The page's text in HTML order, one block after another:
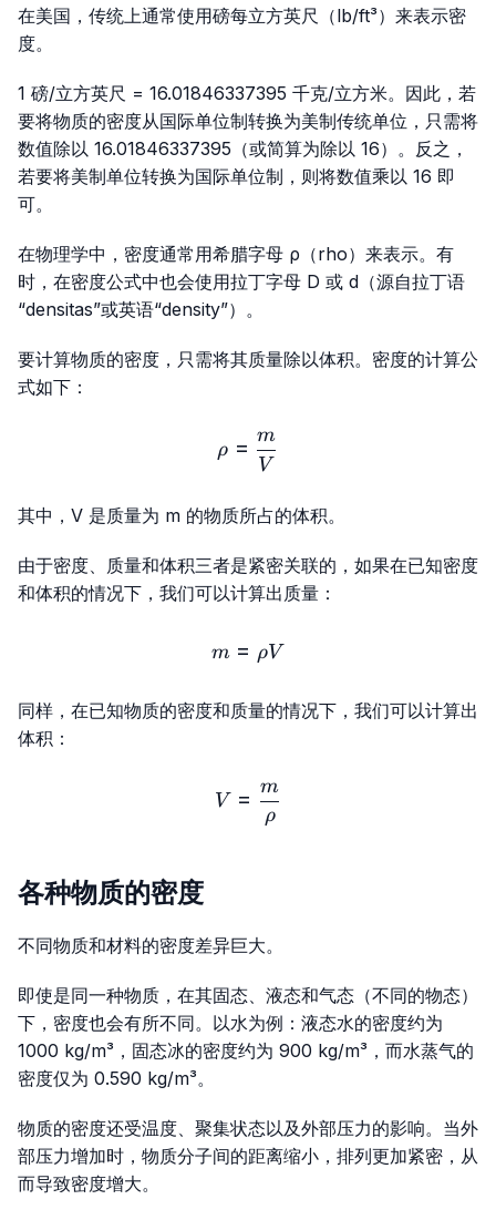
在美国，传统上通常使用磅每立方英尺（lb/ft³）来表示密
度。
1 磅/立方英尺 = 16.01846337395 千克/立方米。因此，若
要将物质的密度从国际单位制转换为美制传统单位，只需将
数值除以 16.01846337395（或简算为除以 16）。反之，
若要将美制单位转换为国际单位制，则将数值乘以 16 即
可。
在物理学中，密度通常用希腊字母 ρ（rho）来表示。有
时，在密度公式中也会使用拉丁字母 D 或 d（源自拉丁语
“densitas”或英语“density”）。
要计算物质的密度，只需将其质量除以体积。密度的计算公
式如下：
ρ=\frac{m}{V}
ρ =
V
m
其中，V 是质量为 m 的物质所占的体积。
由于密度、质量和体积三者是紧密关联的，如果在已知密度
和体积的情况下，我们可以计算出质量：
m=ρ V
m = ρV
同样，在已知物质的密度和质量的情况下，我们可以计算出
体积：
V=\frac{m}{ρ}
V =
ρ
m
各种物质的密度
不同物质和材料的密度差异巨大。
即使是同一种物质，在其固态、液态和气态（不同的物态）
下，密度也会有所不同。以水为例：液态水的密度约为
1000 kg/m³，固态冰的密度约为 900 kg/m³，而水蒸气的
密度仅为 0.590 kg/m³。
物质的密度还受温度、聚集状态以及外部压力的影响。当外
部压力增加时，物质分子间的距离缩小，排列更加紧密，从
而导致密度增大。